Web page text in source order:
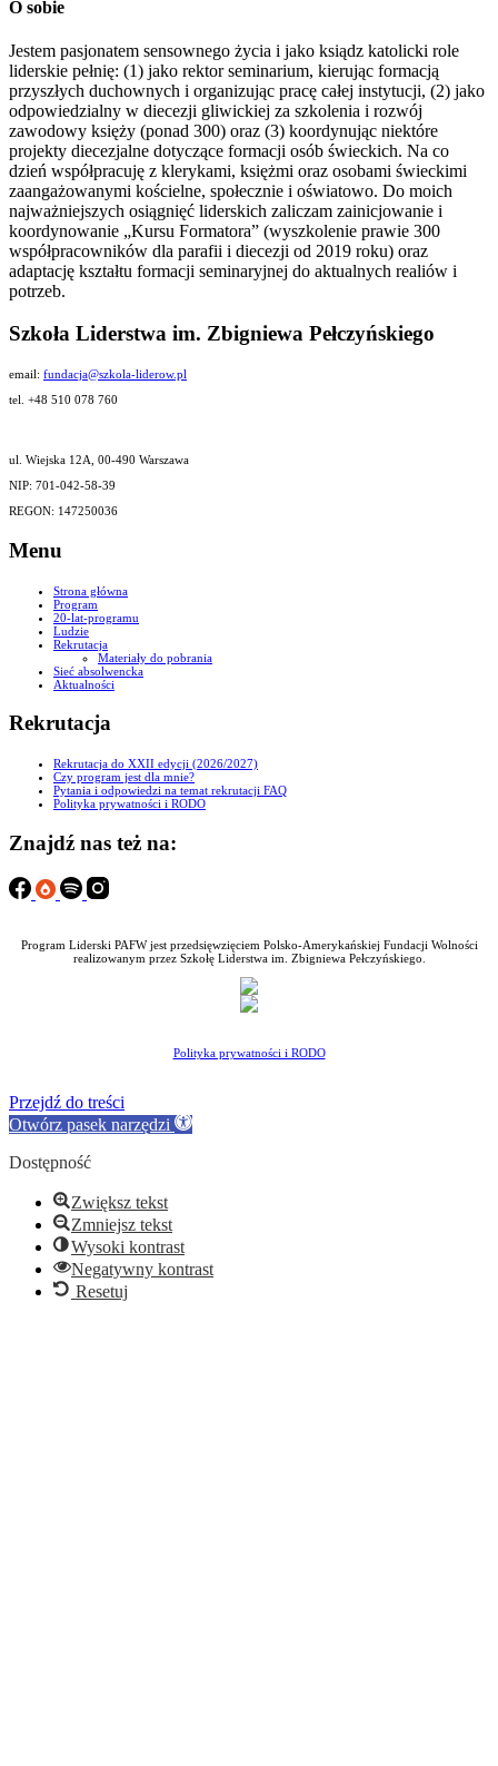
O sobie
Jestem pasjonatem sensownego życia i jako ksiądz katolicki role
liderskie pełnię: (1) jako rektor seminarium, kierując formacją
przyszłych duchownych i organizując pracę całej instytucji, (2) jako
odpowiedzialny w diecezji gliwickiej za szkolenia i rozwój
zawodowy księży (ponad 300) oraz (3) koordynując niektóre
projekty diecezjalne dotyczące formacji osób świeckich. Na co
dzień współpracuję z klerykami, księżmi oraz osobami świeckimi
zaangażowanymi kościelne, społecznie i oświatowo. Do moich
najważniejszych osiągnięć liderskich zaliczam zainicjowanie i
koordynowanie „Kursu Formatora” (wyszkolenie prawie 300
współpracowników dla parafii i diecezji od 2019 roku) oraz
adaptację kształtu formacji seminaryjnej do aktualnych realiów i
potrzeb.
Szkoła Liderstwa im. Zbigniewa Pełczyńskiego
email: fundacja@szkola-liderow.pl
tel. +48 510 078 760
ul. Wiejska 12A, 00-490 Warszawa
NIP: 701-042-58-39
REGON: 147250036
Menu
Strona główna
Program
20-lat-programu
Ludzie
Rekrutacja
Materiały do pobrania
Sieć absolwencka
Aktualności
Rekrutacja
Rekrutacja do XXII edycji (2026/2027)
Czy program jest dla mnie?
Pytania i odpowiedzi na temat rekrutacji FAQ
Polityka prywatności i RODO
Znajdź nas też na:
Program Liderski PAFW jest przedsięwzięciem Polsko-Amerykańskiej Fundacji Wolności
realizowanym przez Szkołę Liderstwa im. Zbigniewa Pełczyńskiego.
Polityka prywatności i RODO
Przejdź do treści
Otwórz pasek narzędzi
Dostępność
Zwiększ tekst
Zmniejsz tekst
Wysoki kontrast
Negatywny kontrast
Resetuj